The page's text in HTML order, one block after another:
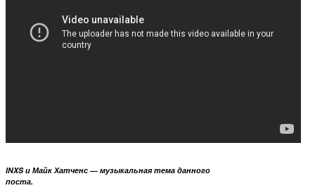
83.
INXS и Майк Хатченс — музыкальная тема данного
поста.